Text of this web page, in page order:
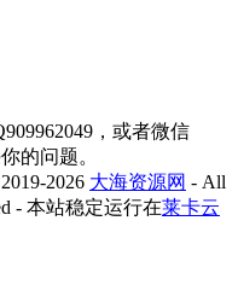
，或者微信
的问题。
2026 大海资源网 - All
- 本站稳定运行在莱卡云